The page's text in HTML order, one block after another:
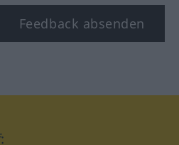
Feedback absenden